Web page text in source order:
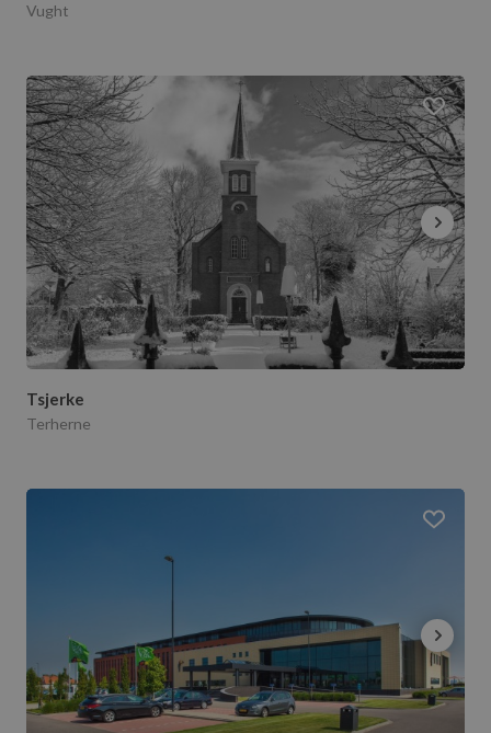
Vught
Tsjerke
Terherne